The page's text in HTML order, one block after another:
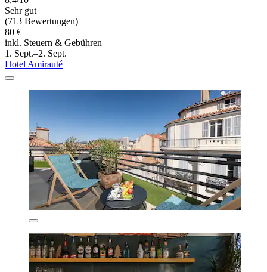
Sehr gut
(713 Bewertungen)
80 €
inkl. Steuern & Gebühren
1. Sept.–2. Sept.
Hotel Amirauté